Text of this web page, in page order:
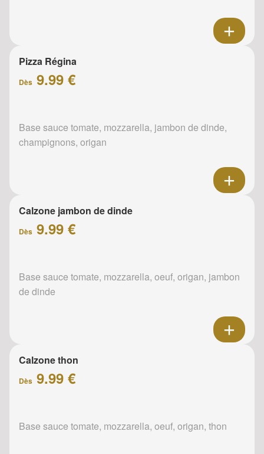
Pizza Régina
Dès 9.99 €
Base sauce tomate, mozzarella, jambon de dinde,
champignons, origan
Calzone jambon de dinde
Dès 9.99 €
Base sauce tomate, mozzarella, oeuf, origan, jambon
de dinde
Calzone thon
Dès 9.99 €
Base sauce tomate, mozzarella, oeuf, origan, thon